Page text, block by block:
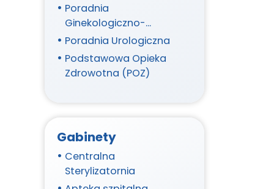
Poradnia
Ginekologiczno-
Położnicza
Poradnia Urologiczna
Podstawowa Opieka
Zdrowotna (POZ)
Gabinety
Centralna
Sterylizatornia